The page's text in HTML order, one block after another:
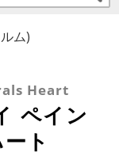
ム)
Heart
ペイン
ト